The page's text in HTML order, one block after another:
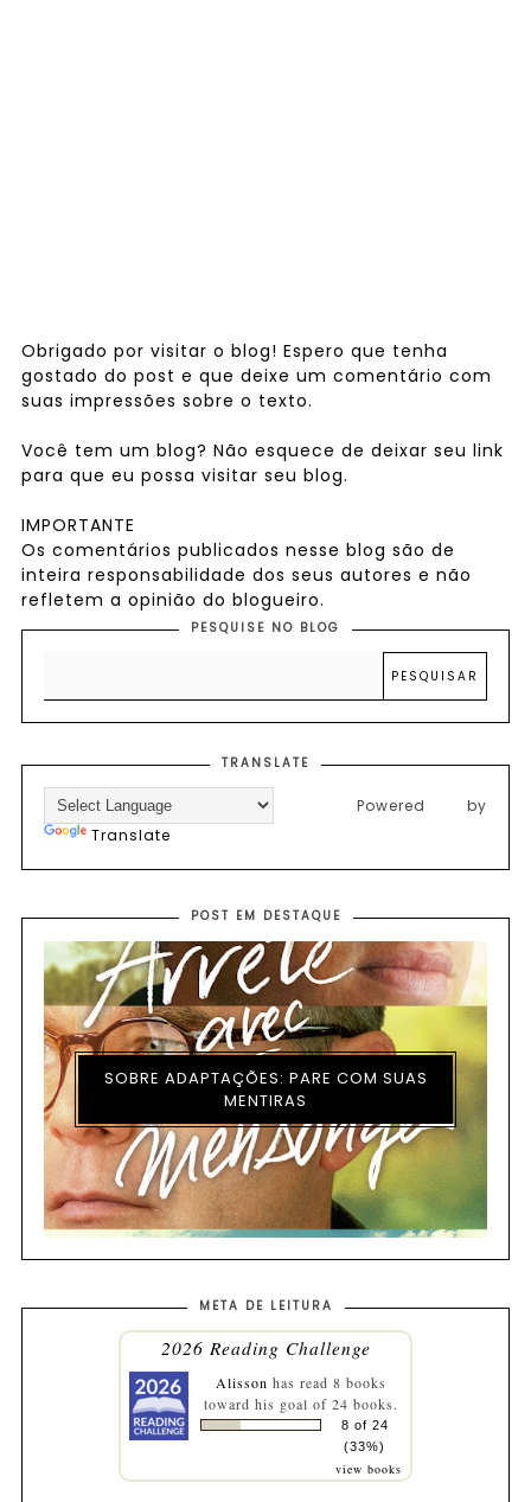
Obrigado por visitar o blog! Espero que tenha
gostado do post e que deixe um comentário com
suas impressões sobre o texto.
Você tem um blog? Não esquece de deixar seu link
para que eu possa visitar seu blog.
IMPORTANTE
Os comentários publicados nesse blog são de
inteira responsabilidade dos seus autores e não
refletem a opinião do blogueiro.
PESQUISE NO BLOG
TRANSLATE
Powered by
Translate
POST EM DESTAQUE
SOBRE ADAPTAÇÕES: PARE COM SUAS
MENTIRAS
META DE LEITURA
2026 Reading Challenge
Alisson has read 8 books
toward his goal of 24 books.
8 of 24
(33%)
view books